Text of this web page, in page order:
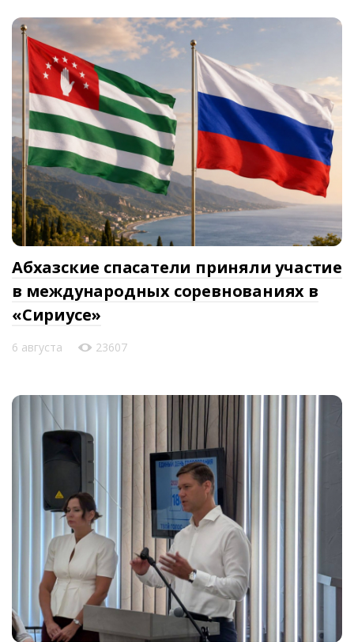
Абхазские спасатели приняли участие
в международных соревнованиях в
«Сириусе»
6 августа 23607